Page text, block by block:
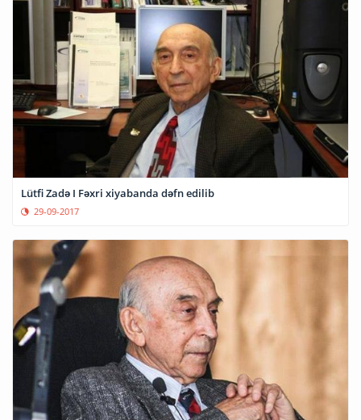
Lütfi Zadə I Fəxri xiyabanda dəfn edilib
29-09-2017